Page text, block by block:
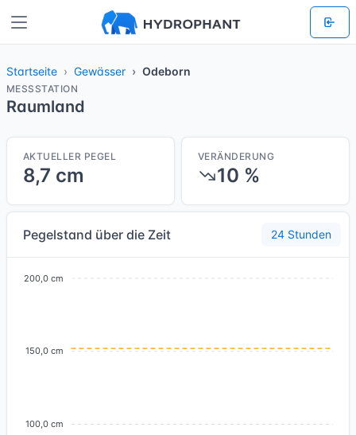
Startseite Gewässer Odeborn
MESSSTATION
Raumland
AKTUELLER PEGEL
8,7 cm
VERÄNDERUNG
10 %
Pegelstand über die Zeit 24 Stunden
200,0 cm
150,0 cm
100,0 cm